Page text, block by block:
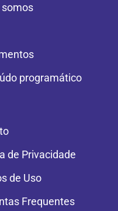
somos
programático
de Privacidade
de Uso
Frequentes